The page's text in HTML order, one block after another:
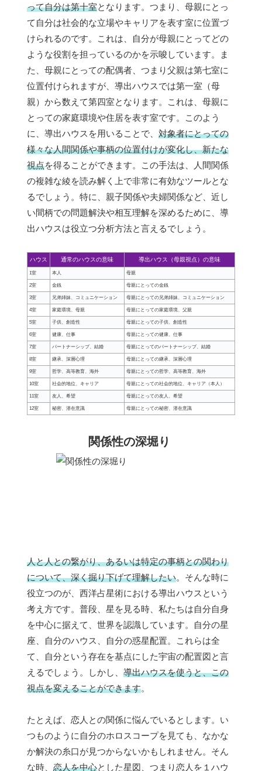
って自分は第十室となります。つまり、母親にとっ
て自分は社会的な立場やキャリアを表す室に位置づ
けられるのです。これは、自分が母親にとってどの
ような役割を担っているのかを示唆しています。ま
た、母親にとっての配偶者、つまり父親は第七室に
位置付けられますが、導出ハウスでは第一室（母
親）から数えて第四室となります。これは、母親に
とっての家庭環境や住居を表す室です。このよう
に、導出ハウスを用いることで、 対象者にとっての
様々な人間関係や事柄の位置付けが変化し、新たな
視点を得ることができます。この手法は、人間関係
の複雑な綾を読み解く上で非常に有効なツールとな
るでしょう。特に、親子関係や夫婦関係など、近し
い間柄での問題解決や相互理解を深めるために、導
出ハウスは役立つ分析方法と言えるでしょう。
ハウス 通常のハウスの意味 導出ハウス（母親視点）の意味
1室 本人 母親
2室 金銭 母親にとっての金銭
3室 兄弟姉妹、コミュニケーション 母親にとっての兄弟姉妹、コミュニケーション
4室 家庭環境、母親 母親にとっての家庭環境、父親
5室 子供、創造性 母親にとっての子供、創造性
6室 健康、仕事 母親にとっての健康、仕事
7室 パートナーシップ、結婚 母親にとってのパートナーシップ、結婚
8室 継承、深層心理 母親にとっての継承、深層心理
9室 哲学、高等教育、海外 母親にとっての哲学、高等教育、海外
10室 社会的地位、キャリア 母親にとっての社会的地位、キャリア（本人）
11室 友人、希望 母親にとっての友人、希望
12室 秘密、潜在意識 母親にとっての秘密、潜在意識
関係性の深堀り
人と人との繋がり、あるいは特定の事柄との関わり
について、深く掘り下げて理解したい。そんな時に
役立つのが、西洋占星術における導出ハウスという
考え方です。普段、星を見る時、私たちは自分自身
を中心に据えて、世界を認識しています。自分の星
座、自分のハウス、自分の惑星配置。これらは全
て、自分という存在を基点にした宇宙の配置図と言
えるでしょう。しかし、 導出ハウスを使うと、この
視点を変えることができます。
たとえば、恋人との関係に悩んでいるとします。い
つものように自分のホロスコープを見ても、なかな
か解決の糸口が見つからないかもしれません。そん
な時、 恋人を中心とした星図、つまり恋人を１ハウ